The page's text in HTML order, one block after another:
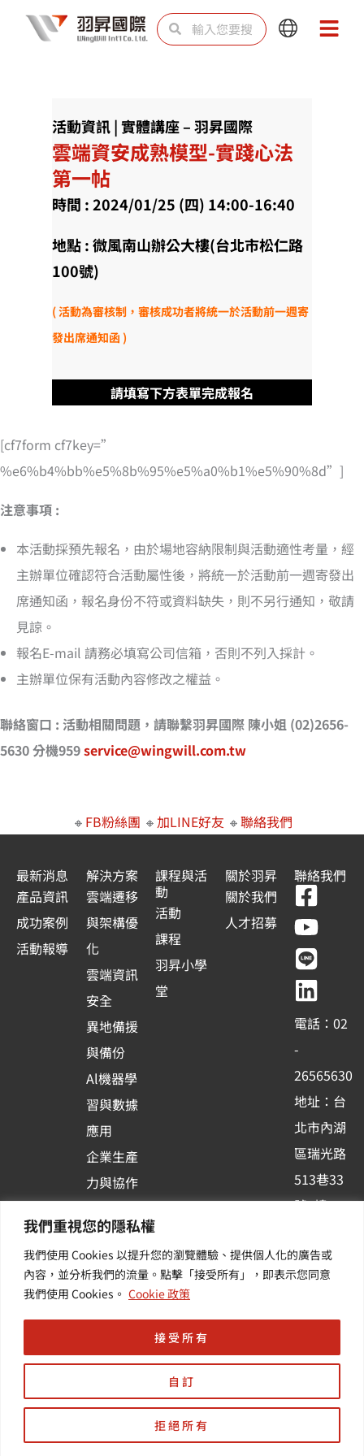
我們重視您的隱私權
我們使用 Cookies 以提升您的瀏覽體驗、提供個人化的廣告或
內容，並分析我們的流量。點擊「接受所有」，即表示您同意
我們使用 Cookies。 Cookie 政策
自訂
拒絕所有
接受所有
搜
尋 尋
Main
Main
活動資訊 | 實體講座 – 羽昇國際
雲端資安成熟模型-實踐心法
第一帖
時間 : 2024/01/25 (四) 14:00-16:40
地點 : 微風南山辦公大樓(台北市松仁路
100號)
( 活動為審核制，審核成功者將統一於活動前一週寄
發出席通知函 )
請填寫下方表單完成報名
[cf7form cf7key=”
%e6%b4%bb%e5%8b%95%e5%a0%b1%e5%90%8d”]
注意事項 :
本活動採預先報名，由於場地容納限制與活動適性考量，經
主辦單位確認符合活動屬性後，將統一於活動前一週寄發出
席通知函，報名身份不符或資料缺失，則不另行通知，敬請
見諒。
報名E-mail 請務必填寫公司信箱，否則不列入採計。
主辦單位保有活動內容修改之權益。
聯絡窗口 : 活動相關問題，請聯繫羽昇國際 陳小姐 (02)2656-
5630 分機959service@wingwill.com.tw
🔸 FB粉絲團 🔸加LINE好友 🔸聯絡我們
最新消息
產品資訊
成功案例
活動報導
解決方案
雲端遷移
與架構優
化
雲端資訊
安全
異地備援
與備份
Al機器學
習與數據
應用
企業生產
力與協作
台應用
其他／加
值服務
課程與活
動
活動
課程
羽昇小學
堂
關於羽昇
關於我們
人才招募
聯絡我們
F
a
c
e
b
o
o
k
-
s
q
u
a
r
Y
o
u
t
u
b
e
L
i
n
e
L
i
n
k
e
d
i
n
電話：02
-
26565630
地址：台
北市內湖
區瑞光路
513巷33
號6樓
新訊 | 提
供您最新
Copyright © 羽昇國際股份有限公司